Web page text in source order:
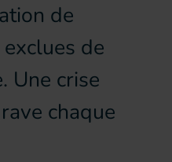
de
de
Une crise
chaque